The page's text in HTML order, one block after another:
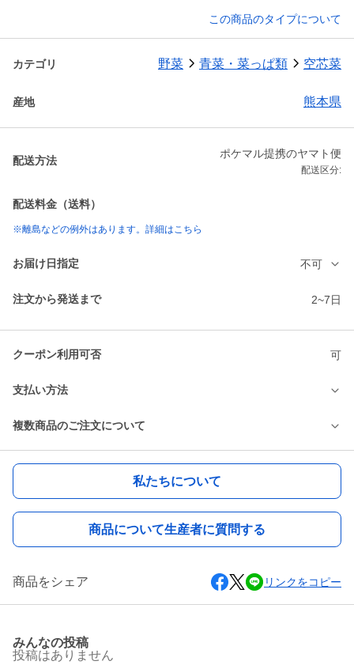
この商品のタイプについて
カテゴリ 野菜 青菜・菜っぱ類 空芯菜
産地 熊本県
配送方法
ポケマル提携のヤマト便
配送区分:
配送料金（送料）
※離島などの例外はあります。詳細はこちら
お届け日指定 不可
注文から発送まで 2~7日
クーポン利用可否 可
支払い方法
複数商品のご注文について
私たちについて
商品について生産者に質問する
商品をシェア リンクをコピー
みんなの投稿
投稿はありません